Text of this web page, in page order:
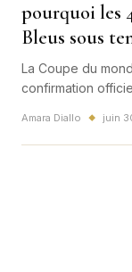
pourquoi les
Bleus sous
La Coupe du
confirmation
deja dans une
Amara Diallo ◆ juin